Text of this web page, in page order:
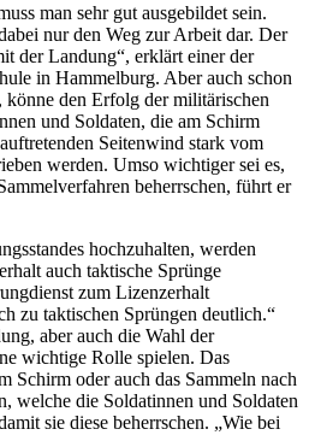
man sehr gut ausgebildet sein.
nur den Weg zur Arbeit dar. Der
der Landung“, erklärt einer der
in Hammelburg. Aber auch schon
könne den Erfolg der militärischen
und Soldaten, die am Schirm
Seitenwind stark vom
werden. Umso wichtiger sei es,
beherrschen, führt er
hochzuhalten, werden
auch taktische Sprünge
zum Lizenzerhalt
zu taktischen Sprüngen deutlich.“
aber auch die Wahl der
wichtige Rolle spielen. Das
Schirm oder auch das Sammeln nach
welche die Soldatinnen und Soldaten
sie diese beherrschen. „Wie bei